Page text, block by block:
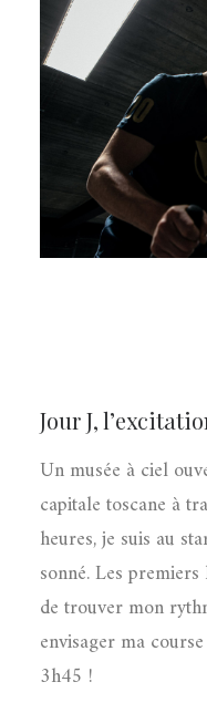
Jour J,
Un musée à ciel
capitale toscane à
heures, je suis au
sonné. Les
de trouver mon
envisager ma
3h45 !